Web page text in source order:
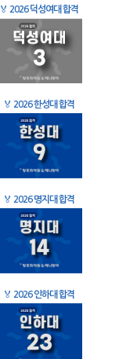
🏅 2026 덕성여대 합격
🏅 2026 한성대 합격
🏅 2026 명지대 합격
🏅 2026 인하대 합격